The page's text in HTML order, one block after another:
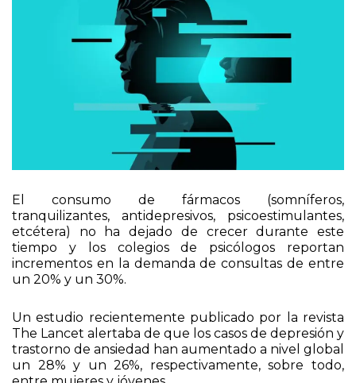
El consumo de fármacos (somníferos,
tranquilizantes, antidepresivos, psicoestimulantes,
etcétera) no ha dejado de crecer durante este
tiempo y los colegios de psicólogos reportan
incrementos en la demanda de consultas de entre
Un estudio recientemente publicado por la revista
The Lancet alertaba de que los casos de depresión y
trastorno de ansiedad han aumentado a nivel global